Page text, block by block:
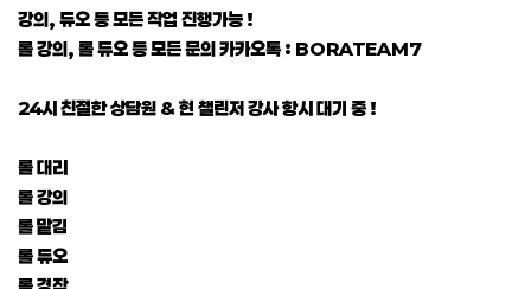
강의, 듀오 등 모든 작업 진행가능 !
롤 강의, 롤 듀오 등 모든 문의 카카오톡 : BORATEAM7
24시 친절한 상담원 & 현 챌린저 강사 항시 대기 중 !
롤 대리
롤 강의
롤 맡김
롤 듀오